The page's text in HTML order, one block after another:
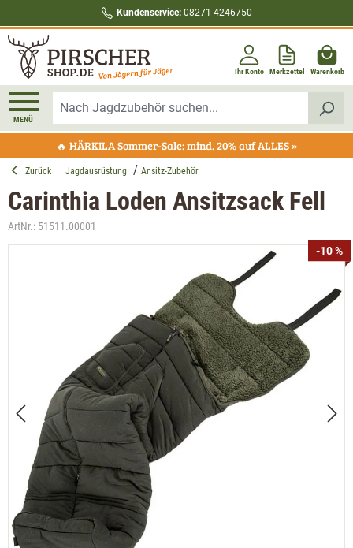
Kundenservice: 08271 4246750
Ihr Konto Merkzettel Warenkorb
MENÜ
🔥 HÄRKILA Sommer-Sale:mind. 20% auf ALLES »
Zurück Jagdausrüstung Ansitz-Zubehör
Carinthia Loden Ansitzsack Fell
ArtNr.: 51511.00001
-10 %